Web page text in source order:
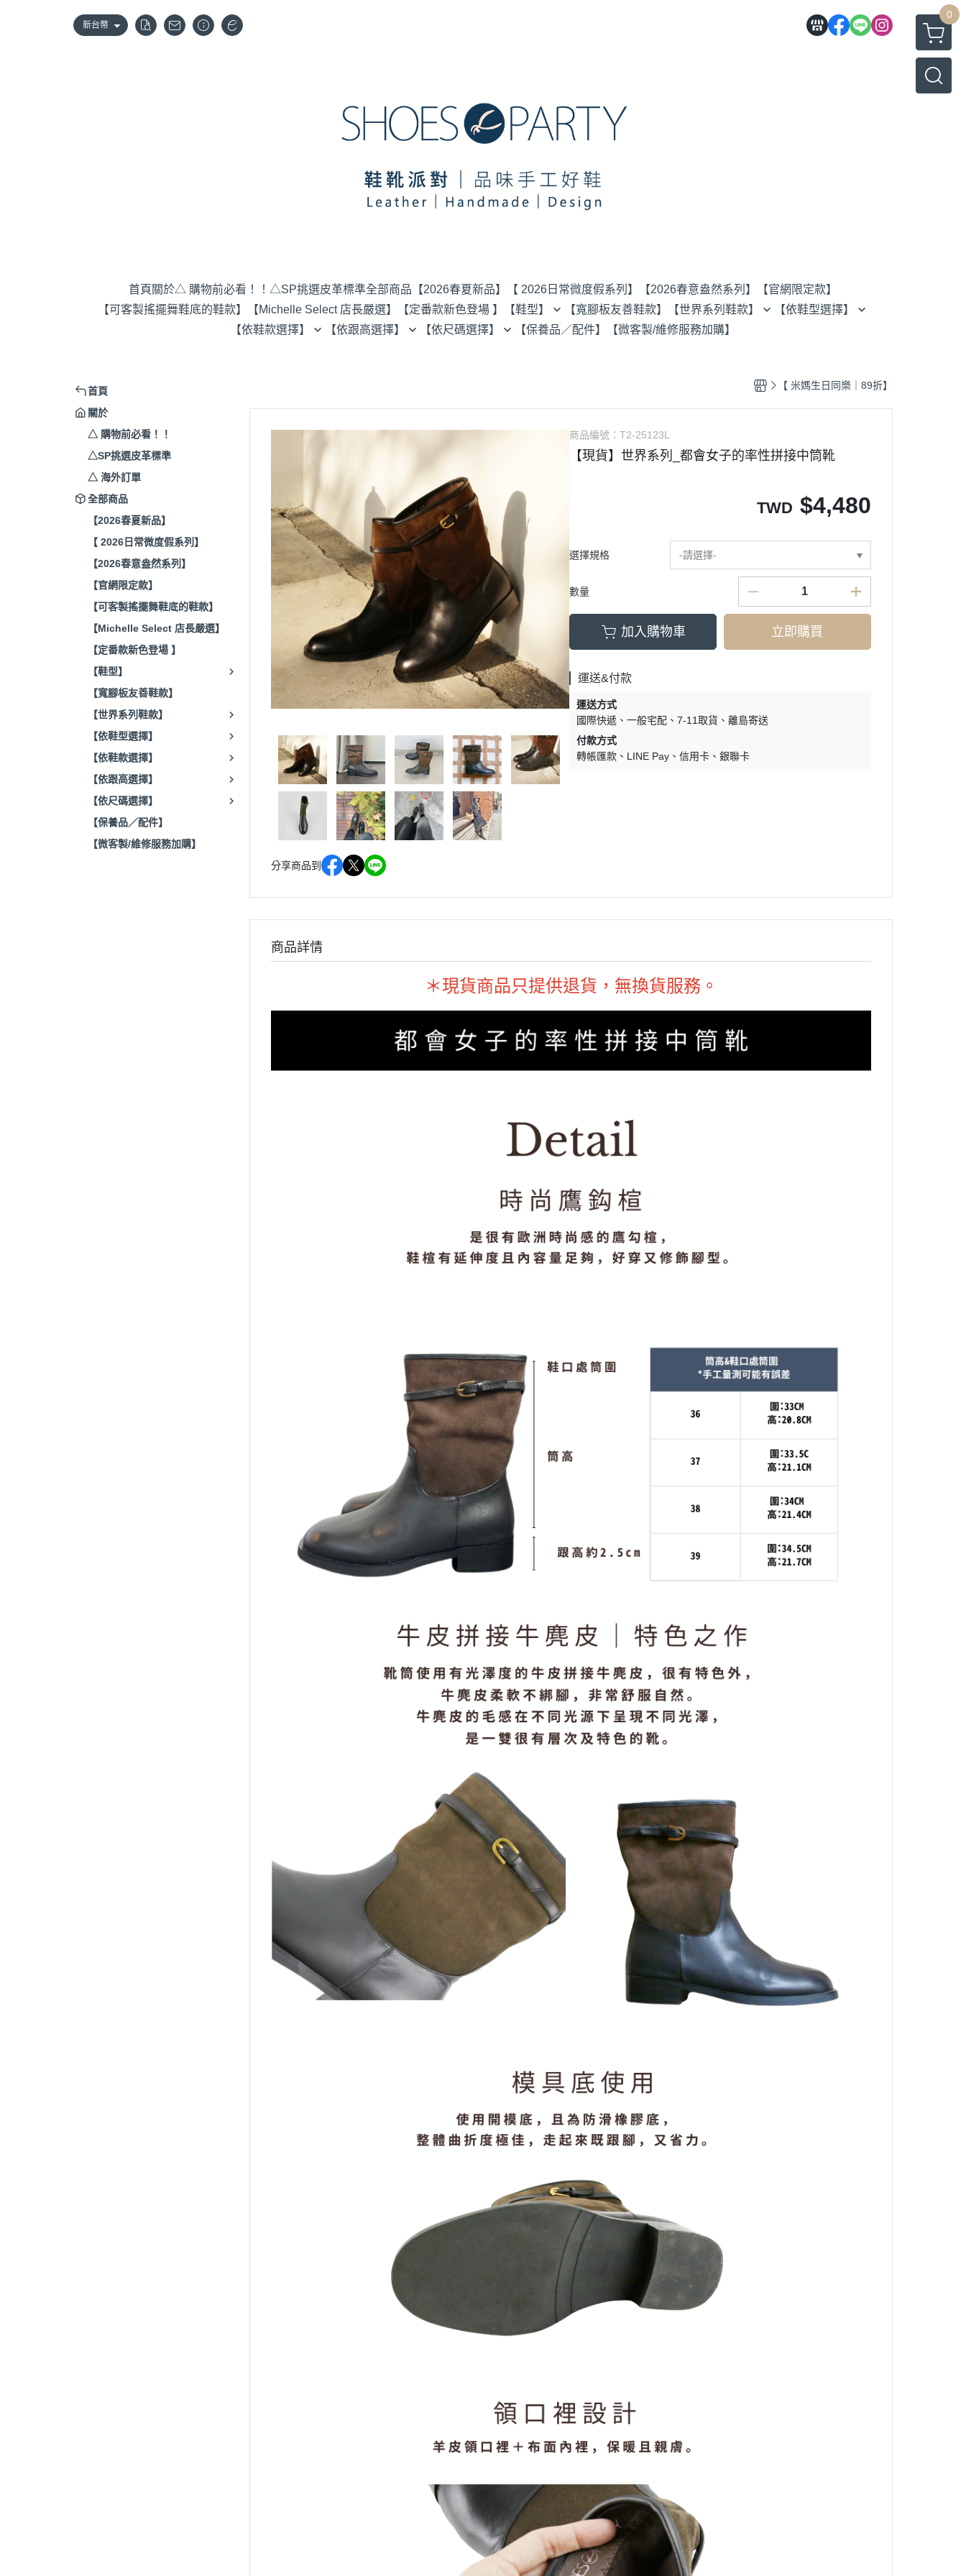
新台幣
0
首頁 關於△ 購物前必看！！ △SP挑選皮革標準全部商品 【2026春夏新品】 【 2026日常微度假系列】 【2026春意盎然系列】
【官網限定款】
【可客製搖擺舞鞋底的鞋款】
【Michelle Select 店長嚴選】 【定番款新色登場 】 【鞋型】
歐貝拉
樂福鞋
【寬腳板友善鞋款】 【世界系列鞋款】 【依鞋型選擇】
圓頭
尖頭
【依鞋款選擇】 【依跟高選擇】 【依尺碼選擇】 【保養品／配件】 【微客製/維修服務加購】
首頁
關於
△ 購物前必看！！
△SP挑選皮革標準
△ 海外訂單
全部商品
【2026春夏新品】
【 2026日常微度假系列】
【2026春意盎然系列】
【官網限定款】
【可客製搖擺舞鞋底的鞋款】
【Michelle Select 店長嚴選】
【定番款新色登場 】
【鞋型】
【寬腳板友善鞋款】
【世界系列鞋款】
【依鞋型選擇】
【依鞋款選擇】
【依跟高選擇】
【依尺碼選擇】
【保養品／配件】
【微客製/維修服務加購】
【 米媽生日同樂｜89折】
分享商品到
商品編號：T2-25123L
【現貨】世界系列_都會女子的率性拼接中筒靴
TWD $4,480
選擇規格 -請選擇-
數量
加入購物車 立即購買
運送&付款
運送方式
國際快遞
一般宅配 7-11取貨
離島寄送
付款方式
轉帳匯款
LINE Pay 信用卡 銀聯卡
商品詳情
＊現貨商品只提供退貨，無換貨服務。